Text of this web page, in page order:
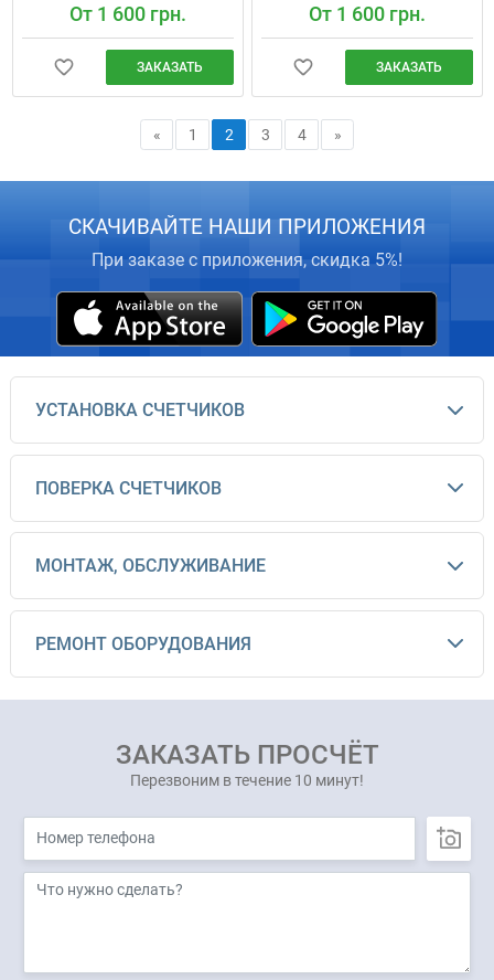
От 1 600 грн.
ЗАКАЗАТЬ
От 1 600 грн.
ЗАКАЗАТЬ
« 1 2 3 4 »
СКАЧИВАЙТЕ НАШИ ПРИЛОЖЕНИЯ
При заказе с приложения, скидка 5%!
УСТАНОВКА СЧЕТЧИКОВ
ПОВЕРКА СЧЕТЧИКОВ
МОНТАЖ, ОБСЛУЖИВАНИЕ
РЕМОНТ ОБОРУДОВАНИЯ
ЗАКАЗАТЬ ПРОСЧЁТ
Перезвоним в течение 10 минут!